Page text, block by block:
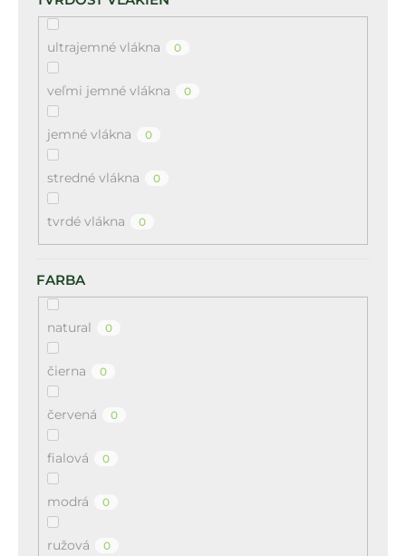
ultrajemné vlákna 0
veľmi jemné vlákna 0
jemné vlákna 0
stredné vlákna 0
tvrdé vlákna 0
FARBA
natural 0
čierna 0
červená 0
fialová 0
modrá 0
ružová 0